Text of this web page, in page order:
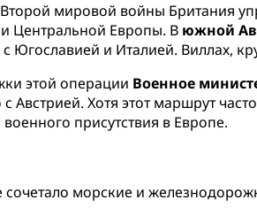
Второй мировой войны Британия
Центральной Европы. В южной
Югославией и Италией. Виллах,
этой операции Военное
с Австрией. Хотя этот маршрут
присутствия в Европе.
сочетало морские и